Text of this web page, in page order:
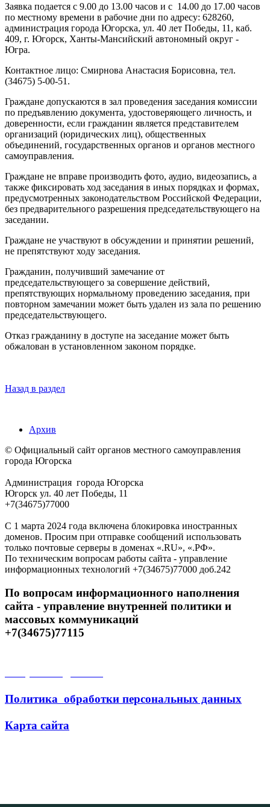
Заявка подается с 9.00 до 13.00 часов и с 14.00 до 17.00 часов
по местному времени в рабочие дни по адресу: 628260,
администрация города Югорска, ул. 40 лет Победы, 11, каб.
409, г. Югорск, Ханты-Мансийский автономный округ -
Югра.
Контактное лицо: Смирнова Анастасия Борисовна, тел.
(34675) 5-00-51.
Граждане допускаются в зал проведения заседания комиссии
по предъявлению документа, удостоверяющего личность, и
доверенности, если гражданин является представителем
организаций (юридических лиц), общественных
объединений, государственных органов и органов местного
самоуправления.
Граждане не вправе производить фото, аудио, видеозапись, а
также фиксировать ход заседания в иных порядках и формах,
предусмотренных законодательством Российской Федерации,
без предварительного разрешения председательствующего на
заседании.
Граждане не участвуют в обсуждении и принятии решений,
не препятствуют ходу заседания.
Гражданин, получивший замечание от
председательствующего за совершение действий,
препятствующих нормальному проведению заседания, при
повторном замечании может быть удален из зала по решению
председательствующего.
Отказ гражданину в доступе на заседание может быть
обжалован в установленном законом порядке.
Назад в раздел
Архив
© Официальный сайт органов местного самоуправления
города Югорска
Администрация города Югорска
Югорск ул. 40 лет Победы, 11
+7(34675)77000
С 1 марта 2024 года включена блокировка иностранных
доменов. Просим при отправке сообщений использовать
только почтовые серверы в доменах «.RU», «.РФ».
По техническим вопросам работы сайта - управление
информационных технологий +7(34675)77000 доб.242
По вопросам информационного наполнения
сайта - управление внутренней политики и
массовых коммуникаций
+7(34675)77115
Политика обработки персональных данных
Карта сайта